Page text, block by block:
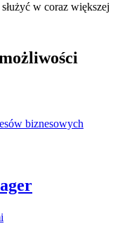
w coraz większej
biznesowych